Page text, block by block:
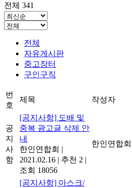
전체 341
전체
자유게시판
중고장터
구인구직
번
호
제목 작성자
공
지
사
항
[공지사항] 도배 및
중복 광고글 삭제 안
내
한인연합회 |
2021.02.16 | 추천 2 |
조회 18056
한인연합회
[공지사항] 마스크/